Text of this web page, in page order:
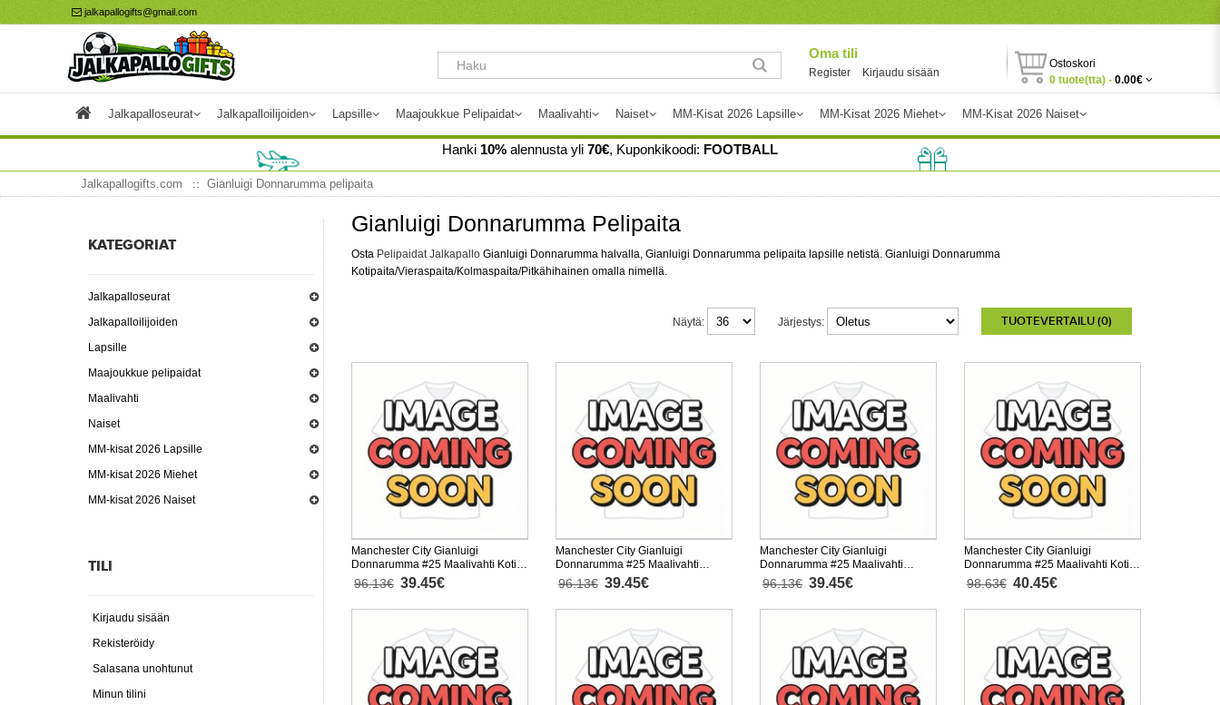
jalkapallogifts@gmail.com
Oma tili
Register Kirjaudu sisään
Ostoskori
0 tuote(tta) - 0.00€
Jalkapalloseurat Jalkapalloilijoiden Lapsille Maajoukkue Pelipaidat Maalivahti Naiset MM-Kisat 2026 Lapsille MM-Kisat 2026 Miehet MM-Kisat 2026 Naiset
Hanki 10% alennusta yli 70€, Kuponkikoodi: FOOTBALL
Jalkapallogifts.com Gianluigi Donnarumma pelipaita
KATEGORIAT
Jalkapalloseurat
Jalkapalloilijoiden
Lapsille
Maajoukkue pelipaidat
Maalivahti
Naiset
MM-kisat 2026 Lapsille
MM-kisat 2026 Miehet
MM-kisat 2026 Naiset
TILI
Kirjaudu sisään
Rekisteröidy
Salasana unohtunut
Minun tilini
Gianluigi Donnarumma Pelipaita
Osta Pelipaidat Jalkapallo Gianluigi Donnarumma halvalla, Gianluigi Donnarumma pelipaita lapsille netistä. Gianluigi Donnarumma
Kotipaita/Vieraspaita/Kolmaspaita/Pitkähihainen omalla nimellä.
TUOTEVERTAILU (0)
Järjestys:
Näytä:
Manchester City Gianluigi
Donnarumma #25 Maalivahti Koti
Peliasu Lasten 2025-26
Lyhythihainen (+ Lyhyet housut)
96.13€ 39.45€
Manchester City Gianluigi
Donnarumma #25 Maalivahti
Vieras Peliasu Lasten 2025-26
Lyhythihainen (+ Lyhyet housut)
96.13€ 39.45€
Manchester City Gianluigi
Donnarumma #25 Maalivahti
Kolmas Peliasu Lasten 2025-26
Lyhythihainen (+ Lyhyet housut)
96.13€ 39.45€
Manchester City Gianluigi
Donnarumma #25 Maalivahti Koti
Peliasu Lasten 2025-26
Pitkähihainen (+ Lyhyet housut)
98.63€ 40.45€